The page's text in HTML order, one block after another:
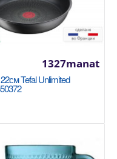
goş
Tefal Unlimited
1327manat